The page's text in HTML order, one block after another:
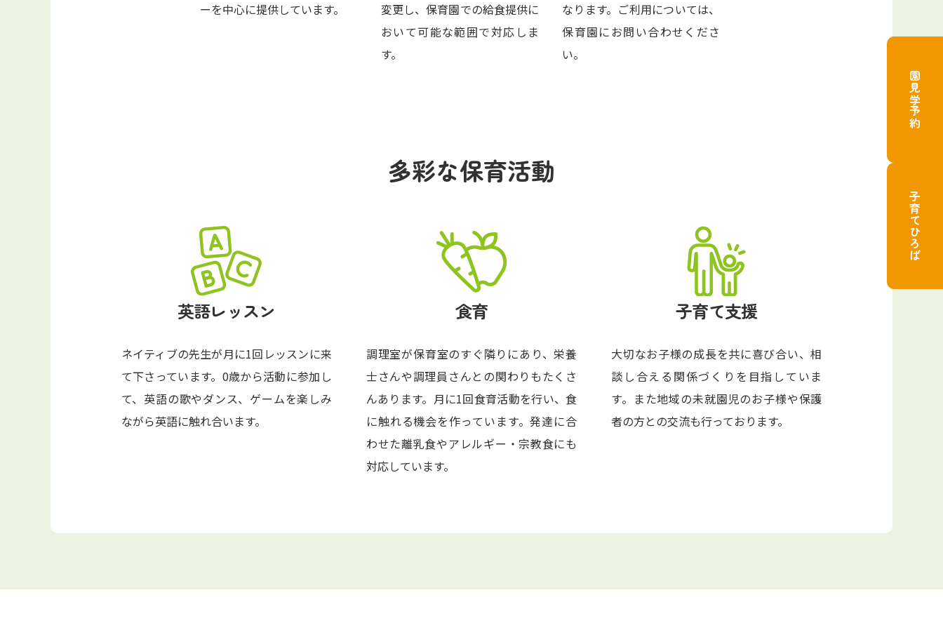
ーを中心に提供しています。
変更し、保育園での給食提供に
おいて可能な範囲で対応しま
す。
なります。ご利用については、
保育園にお問い合わせくださ
い。
多彩な保育活動
英語レッスン
ネイティブの先生が月に1回レッスンに来
て下さっています。0歳から活動に参加し
て、英語の歌やダンス、ゲームを楽しみ
ながら英語に触れ合います。
食育
調理室が保育室のすぐ隣りにあり、栄養
士さんや調理員さんとの関わりもたくさ
んあります。月に1回食育活動を行い、食
に触れる機会を作っています。発達に合
わせた離乳食やアレルギー・宗教食にも
対応しています。
子育て支援
大切なお子様の成長を共に喜び合い、相
談し合える関係づくりを目指していま
す。また地域の未就園児のお子様や保護
者の方との交流も行っております。
園見学予約
子育てひろば